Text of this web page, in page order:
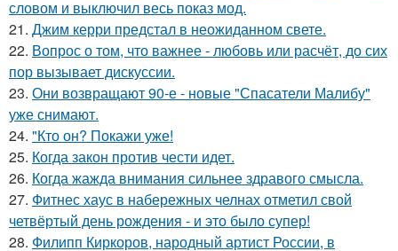
словом и выключил весь показ мод.
21. Джим керри предстал в неожиданном свете.
22. Вопрос о том, что важнее - любовь или расчёт, до сих
пор вызывает дискуссии.
23. Они возвращают 90-е - новые "Спасатели Малибу"
уже снимают.
24. "Кто он? Покажи уже!
25. Когда закон против чести идет.
26. Когда жажда внимания сильнее здравого смысла.
27. Фитнес хаус в набережных челнах отметил свой
четвёртый день рождения - и это было супер!
28. Филипп Киркоров, народный артист России, в